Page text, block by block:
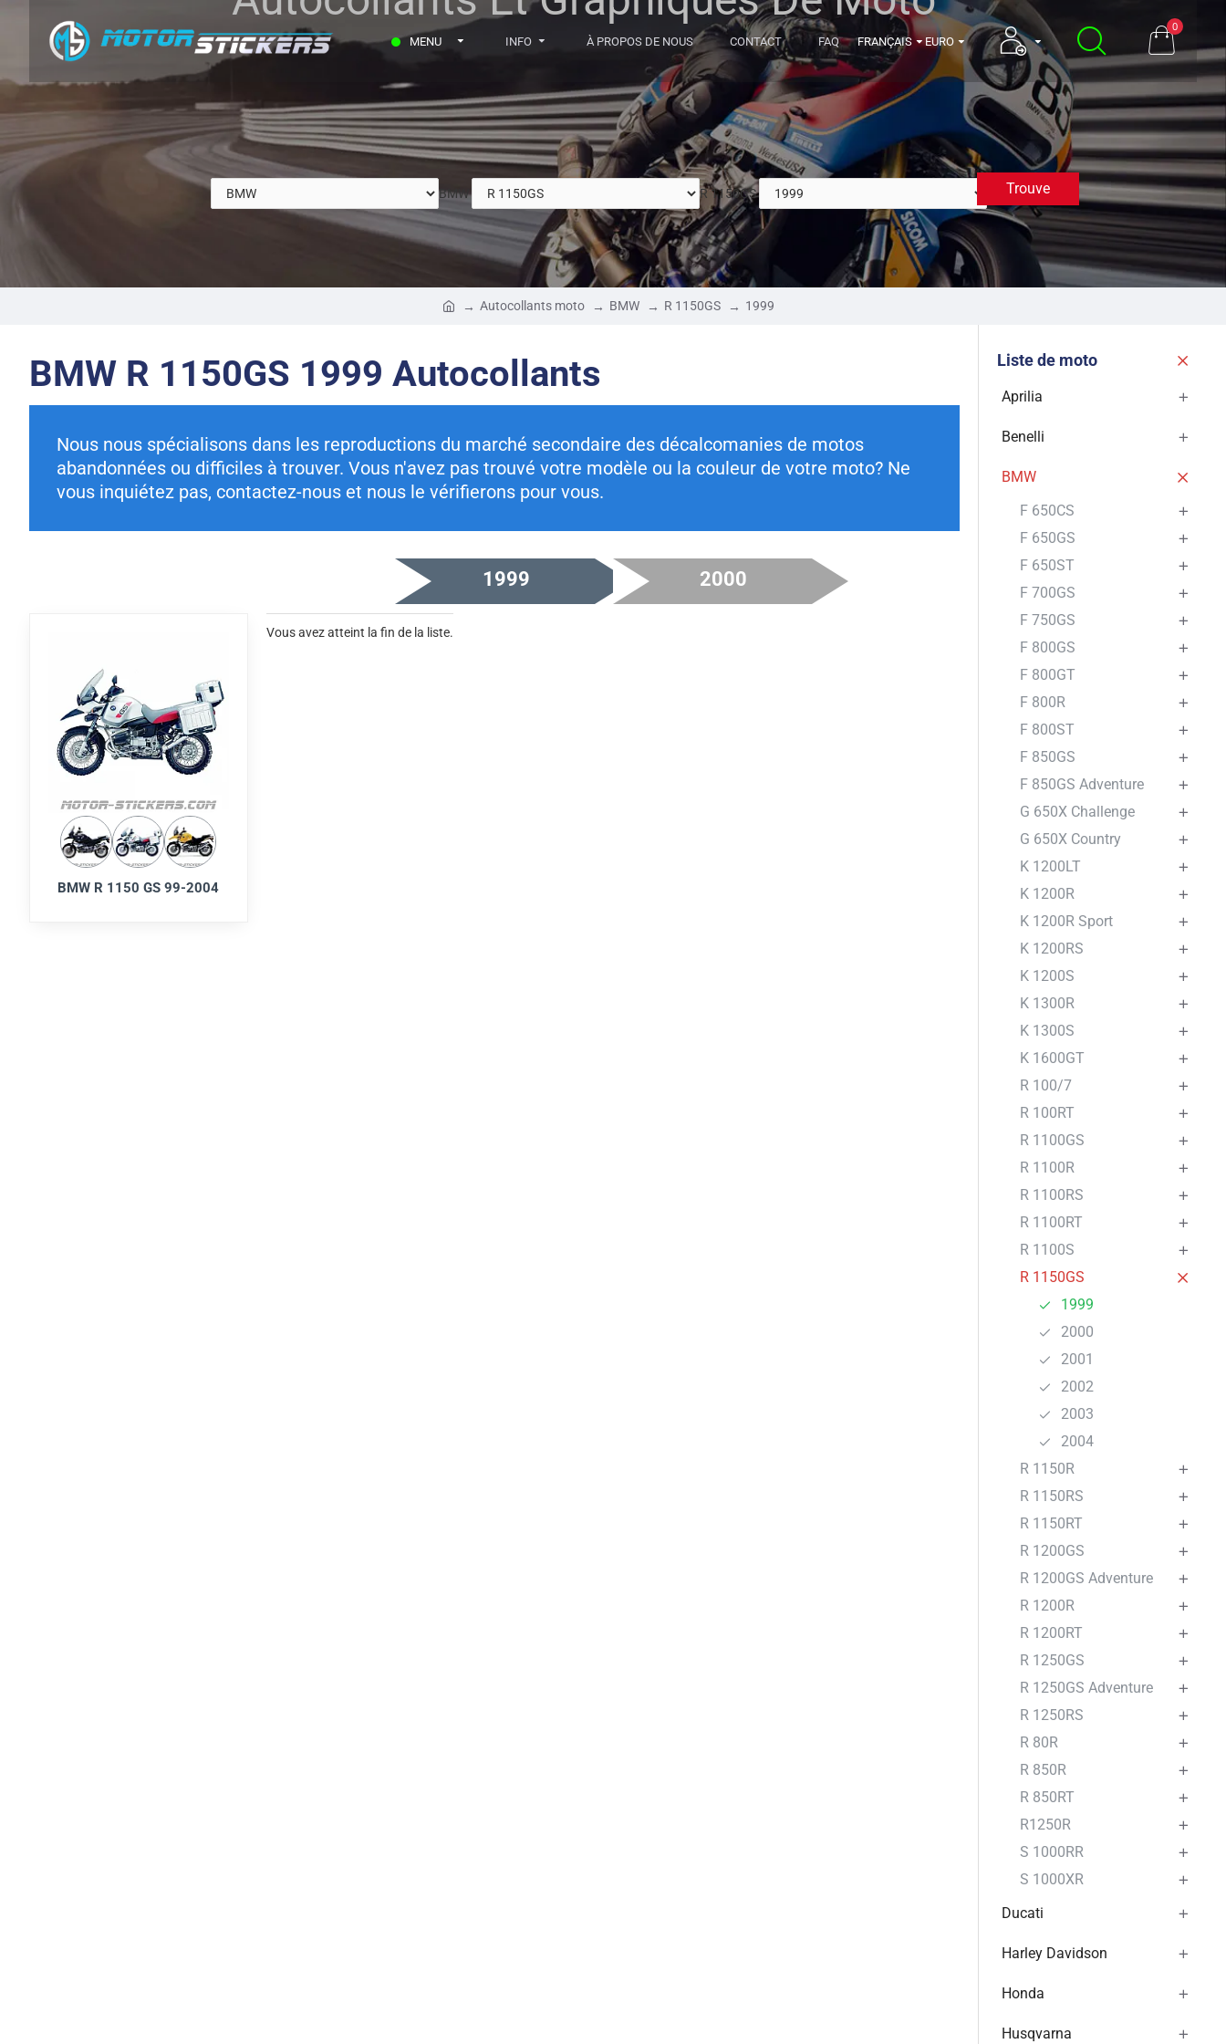
MENU INFO À PROPOS DE NOUS CONTACT FAQ FRANÇAIS EURO
0
BMW R 1150GS 1999Trouve
Autocollants moto BMW R 1150GS 1999
BMW R 1150GS 1999 Autocollants
Nous nous spécialisons dans les reproductions du marché secondaire des décalcomanies de motos
abandonnées ou difficiles à trouver. Vous n'avez pas trouvé votre modèle ou la couleur de votre moto? Ne
vous inquiétez pas, contactez-nous et nous le vérifierons pour vous.
1999 2000
BMW R 1150 GS 99-2004
Vous avez atteint la fin de la liste.
Liste de moto
Aprilia
Benelli
BMW
F 650CS
F 650GS
F 650ST
F 700GS
F 750GS
F 800GS
F 800GT
F 800R
F 800ST
F 850GS
F 850GS Adventure
G 650X Challenge
G 650X Country
K 1200LT
K 1200R
K 1200R Sport
K 1200RS
K 1200S
K 1300R
K 1300S
K 1600GT
R 100/7
R 100RT
R 1100GS
R 1100R
R 1100RS
R 1100RT
R 1100S
R 1150GS
1999
2000
2001
2002
2003
2004
R 1150R
R 1150RS
R 1150RT
R 1200GS
R 1200GS Adventure
R 1200R
R 1200RT
R 1250GS
R 1250GS Adventure
R 1250RS
R 80R
R 850R
R 850RT
R1250R
S 1000RR
S 1000XR
Ducati
Harley Davidson
Honda
Husqvarna